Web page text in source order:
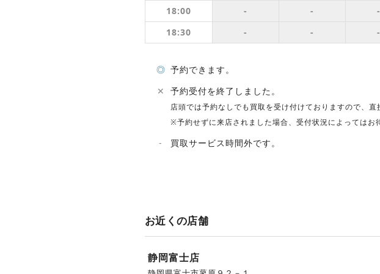
18:00
- - -
18:30
- - -
◎ 予約できます。
✕
予約受付を終了しました。
店頭では予約なしでも買取を受け付けておりますので、直
※予約せずに来店されました場合、受付状況によってはお
- 買取サービス時間外です。
お近くの店舗
静岡富士店